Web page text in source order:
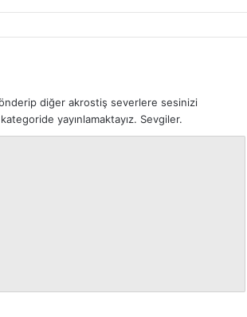
diğer akrostiş severlere sesinizi
yayınlamaktayız. Sevgiler.